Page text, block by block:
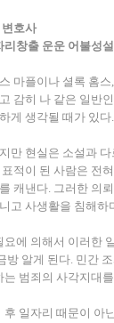
호사
창출 운운 어불성설
마플이나 셜록 홈
감히 나 같은 일반
게 생각될 때가 있다.
만 현실은 소설과
표적이 된 사람은 전
캐낸다. 그러한 의
고 사생활을 침해하
에 의해서 이러한
방 알게 된다. 민간
범죄의 사각지대
일자리 때문이 아